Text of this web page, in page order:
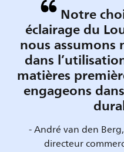
Notre
éclairage du
nous
dans
matières
engageons
- André van den
directeur